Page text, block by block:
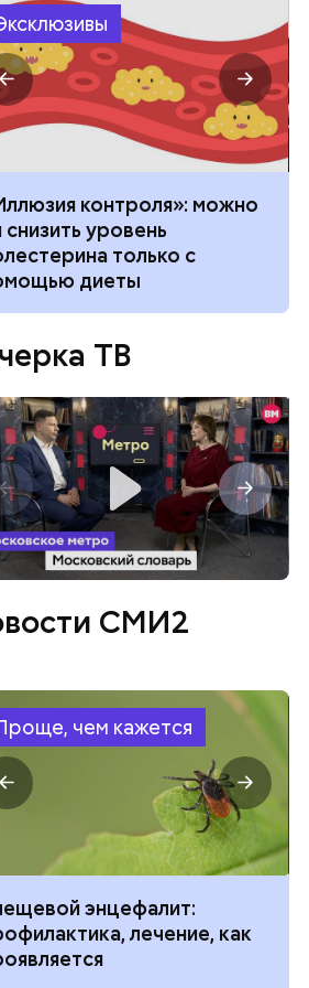
контроля»: можно
снизить уровень
только с
диеты
ТВ
СМИ2
чем кажется
энцефалит:
лечение, как